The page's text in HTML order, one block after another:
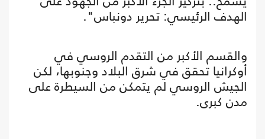
الهدف الرئيسي: تحرير دونباس".
والقسم الأكبر من التقدم الروسي في
أوكرانيا تحقق في شرق البلاد وجنوبها، لكن
الجيش الروسي لم يتمكن من السيطرة على
مدن كبرى.